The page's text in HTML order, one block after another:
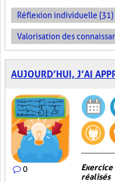
Réflexion individuelle (31)
Valorisation des
AUJOURD’HUI, J’AI
0
réalisés